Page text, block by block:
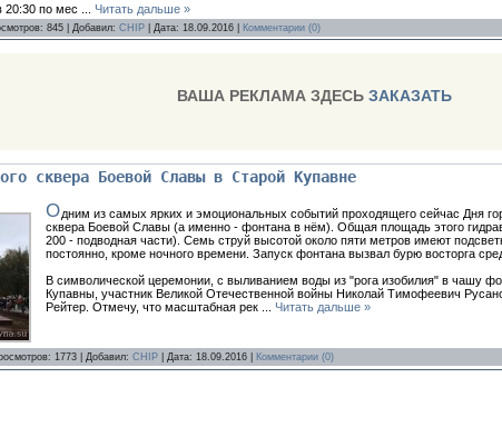
20:30 по мес
Читать дальше »
845 | Добавил: CHIP | Дата: 18.09.2016 Комментарии (0)
ВАША РЕКЛАМА ЗДЕСЬ ЗАКАЗАТЬ
сквера Боевой Славы в Старой Купавне
Одним из самых ярких и эмоциональных событий проходящего сейчас Дня
сквера Боевой Славы (а именно - фонтана в нём). Общая площадь этого
200 - подводная части). Семь струй высотой около пяти метров имеют
постоянно, кроме ночного времени. Запуск фонтана вызвал бурю восторга
В символической церемонии, с выливанием воды из "рога изобилия" в чашу
Купавны, участник Великой Отечественной войны Николай Тимофеевич
Рейтер. Отмечу, что масштабная рек
Читать дальше »
1773 | Добавил: CHIP | Дата: 18.09.2016 Комментарии (0)